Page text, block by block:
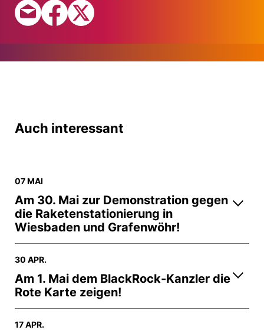
Auch interessant
07 MAI
Am 30. Mai zur Demonstration gegen
die Raketenstationierung in
Wiesbaden und Grafenwöhr!
30 APR.
Am 1. Mai dem BlackRock-Kanzler die
Rote Karte zeigen!
17 APR.